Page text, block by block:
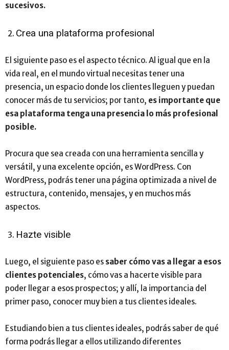
sucesivos.
Crea una plataforma profesional
El siguiente paso es el aspecto técnico. Al igual que en la
vida real, en el mundo virtual necesitas tener una
presencia, un espacio donde los clientes lleguen y puedan
conocer más de tu servicios; por tanto, es importante que
esa plataforma tenga una presencia lo más profesional
posible.
Procura que sea creada con una herramienta sencilla y
versátil, y una excelente opción, es WordPress. Con
WordPress, podrás tener una página optimizada a nivel de
estructura, contenido, mensajes, y en muchos más
aspectos.
Hazte visible
Luego, el siguiente paso es saber cómo vas a llegar a esos
clientes potenciales, cómo vas a hacerte visible para
poder llegar a esos prospectos; y allí, la importancia del
primer paso, conocer muy bien a tus clientes ideales.
Estudiando bien a tus clientes ideales, podrás saber de qué
forma podrás llegar a ellos utilizando diferentes